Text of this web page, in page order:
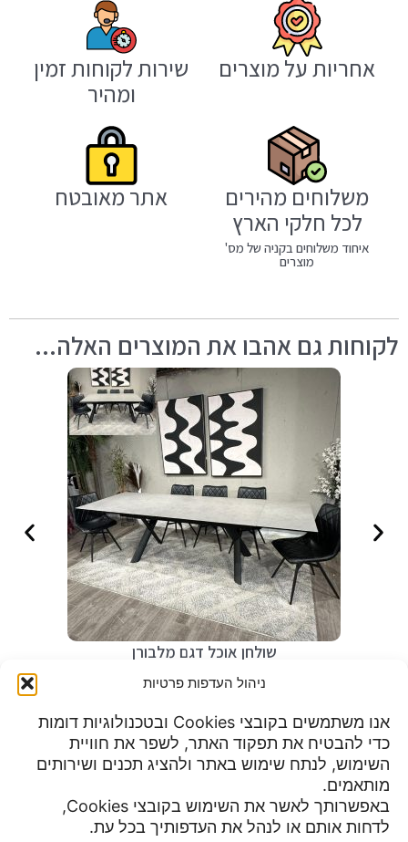
ניהול העדפות פרטיות
אנו משתמשים בקובצי Cookies ובטכנולוגיות דומות
כדי להבטיח את תפקוד האתר, לשפר את חוויית
השימוש, לנתח שימוש באתר ולהציג תכנים ושירותים
מותאמים.
באפשרותך לאשר את השימוש בקובצי Cookies,
לדחות אותם או לנהל את העדפותיך בכל עת.
אחריות על מוצרים
שירות לקוחות זמין
ומהיר
משלוחים מהירים
לכל חלקי הארץ
איחוד משלוחים בקניה של מס'
מוצרים
אתר מאובטח
לקוחות גם אהבו את המוצרים האלה...
שולחן אוכל דגם מלבורן
מדיניות פרטיות
תנאי שימוש
הצהרת נגישות
צור קשר
שעות פעילות:
יום שישי 8:30 עד 15:00
מוצ"ש עד חצות